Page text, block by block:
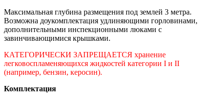
Максимальная глубина размещения под землей 3 метра.
Возможна доукомплектация удлиняющими горловинами,
дополнительными инспекционными люками с
завинчивающимися крышками.
КАТЕГОРИЧЕСКИ ЗАПРЕЩАЕТСЯ хранение
легковоспламеняющихся жидкостей категории I и II
(например, бензин, керосин).
Комплектация